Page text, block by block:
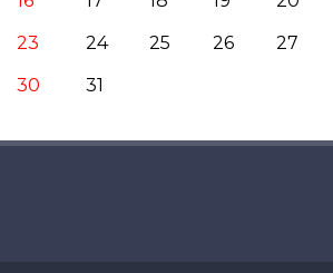
23
24 25 26 27
30
31